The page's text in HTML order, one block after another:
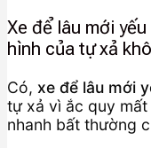
Xe để lâu mới
hình của tự xả
Có, xe để lâu mới
tự xả vì ắc quy
nhanh bất thường